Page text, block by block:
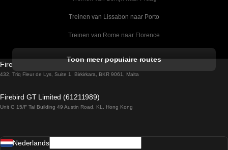
Treinen van Lissabon naar Porto
Treinen van Rome naar Florence
Treinen van Sevilla naar Barcelona
Treinen van Praag naar Wenen
Toon meer populaire routes
Firebird GT Limited (OC 1451)
432, Triq Fleur de Lys, Suite 1, Birkirkara, BKR 9061, Malta
Firebird GT Limited (61211989)
Unit G 15/F Tal Building 49 Austin Road, KL, Hong Kong
Nederlands